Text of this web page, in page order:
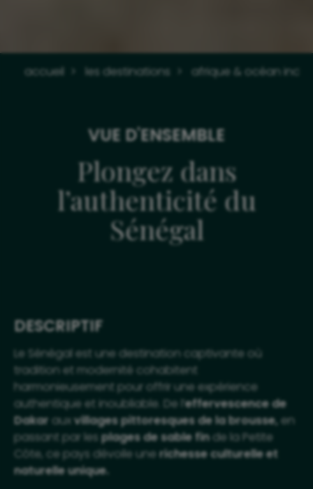
accueil les destinations afrique & océan
VUE D'ENSEMBLE
Plongez dans
l’authenticité du
Sénégal
DESCRIPTIF
Le Sénégal est une destination captivante où
tradition et modernité cohabitent
harmonieusement pour offrir une expérience
authentique et inoubliable. De l’effervescence de
Dakar aux villages pittoresques de la brousse, en
passant par lesplages de sable finde la Petite
Côte, ce pays dévoile unerichesse culturelle et
naturelle unique.